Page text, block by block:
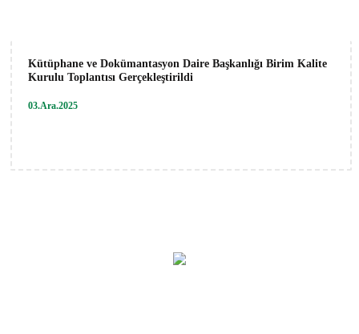
Kütüphane ve Dokümantasyon Daire Başkanlığı Birim Kalite
Kurulu Toplantısı Gerçekleştirildi
03.Ara.2025